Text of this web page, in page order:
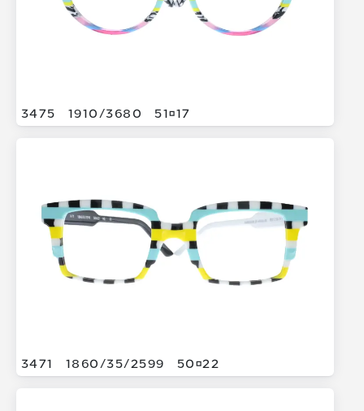
3475 1910/3680 5117
3471 1860/35/2599 5022